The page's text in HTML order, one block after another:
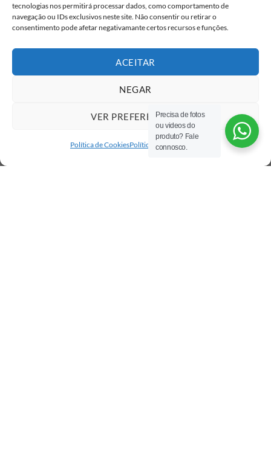
tecnologias nos permitirá processar dados, como comportamento de
navegação ou IDs exclusivos neste site. Não consentir ou retirar o
consentimento pode afetar negativamante certos recursos e funções.
ACEITAR
NEGAR
VER PREFERÊNCIAS
Política de CookiesPolítica de privacidade
Precisa de fotos
ou videos do
produto? Fale
connosco.